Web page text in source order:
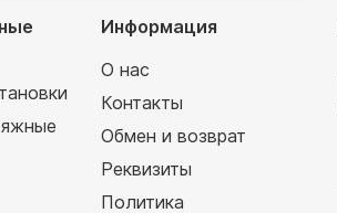
Информация
О нас
Контакты
Обмен и возврат
Реквизиты
Политика